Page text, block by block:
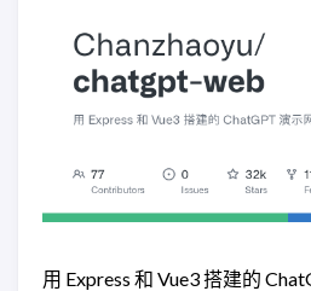
用 Express 和 Vue3 搭建的